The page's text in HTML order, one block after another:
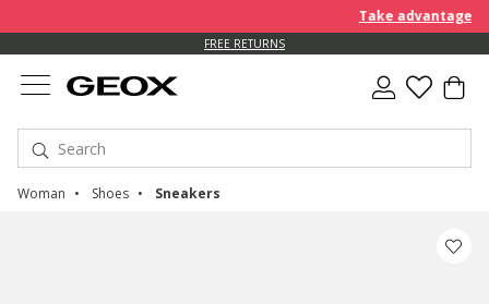
Take advantage of
FREE RETURNS
Woman Shoes Sneakers